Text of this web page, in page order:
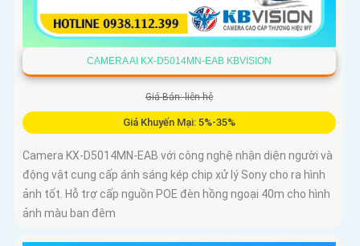
CAMERA AI KX-D5014MN-EAB KBVISION
Giá Bán: liên hệ
Giá Khuyến Mại: 5%-35%
Camera KX-D5014MN-EAB với công nghệ nhận diện người và
động vật cung cấp ánh sáng kép chip xử lý Sony cho ra hình
ảnh tốt. Hỗ trợ cấp nguồn POE đèn hồng ngoại 40m cho hình
ảnh màu ban đêm